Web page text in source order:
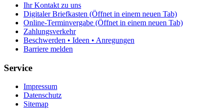
Ihr Kontakt zu uns
Digitaler Briefkasten (Öffnet in einem neuen Tab)
Online-Terminvergabe (Öffnet in einem neuen Tab)
Zahlungsverkehr
Beschwerden • Ideen • Anregungen
Barriere melden
Service
Impressum
Datenschutz
Sitemap